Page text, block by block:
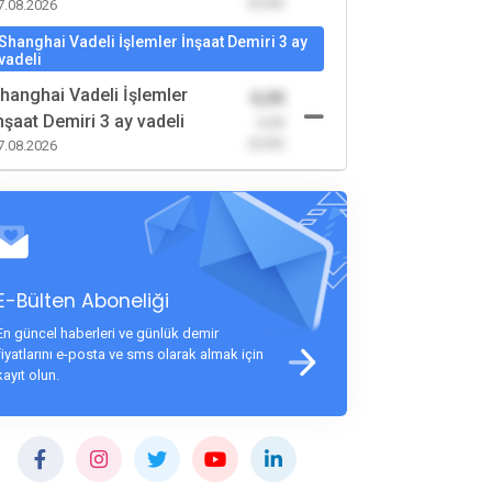
Vadeli İşlemler İnşaat Demiri 3 ay
Vadeli İşlemler
Demiri 3 ay vadeli
0,00
Bülten Aboneliği
güncel haberleri ve günlük demir
e-posta ve sms olarak almak için
olun.